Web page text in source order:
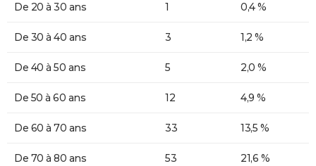
De 20 à 30 ans 1 0,4 %
De 30 à 40 ans 3 1,2 %
De 40 à 50 ans 5 2,0 %
De 50 à 60 ans 12 4,9 %
De 60 à 70 ans 33 13,5 %
De 70 à 80 ans 53 21,6 %